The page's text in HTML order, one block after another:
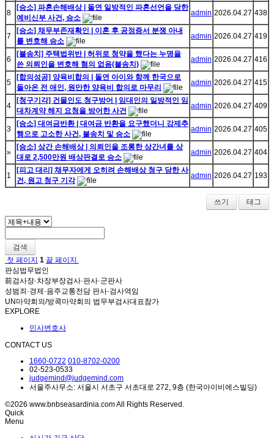
8
[승소] 파혼손해배상 | 돌연 일방적인 파혼선언을 당한
예비신부 사건, 승소
admin 2026.04.27 438
7
[승소] 채무부존재확인 | 이혼 후 공정증서 분쟁 아내
를 변호해 승소
admin 2026.04.27 419
6
[불송치] 주택법위반 | 허위로 청약을 했다는 누명을
쓴 의뢰인을 변호해 혐의 없음(불송치)
admin 2026.04.27 416
5
[합의성공] 양육비합의 | 돌연 아이와 함께 한국으로
돌아온 전 애인, 원만한 양육비 합의로 마무리
admin 2026.04.27 415
4
[청구기각] 건물인도 청구방어 | 임대인의 일방적인 임
대차계약 해지 요청을 방어한 사건
admin 2026.04.27 409
3
[승소] 대여금반환 | 대여금 반환을 요구했더니 강제추
행으로 고소한 사건, 불송치 및 승소
admin 2026.04.27 405
»
[승소] 상간 손해배상 | 의뢰인을 조롱한 상간녀를 상
대로 2,500만원 배상판결로 승소
admin 2026.04.27 404
1
[피고 대리] 채무자에게 오히려 손해배상 청구 당한 사
건, 원고 청구 기각
admin 2026.04.27 193
쓰기 태그
검색
첫 페이지 1 끝 페이지
판심법무법인
前검사장·차장부장검사·판사·군판사
성범죄·경제·음주교통전담 판사·검사역임
UN마약회의/방콕마약회의 법무부검사대표참가
EXPLORE
민사변호사
CONTACT US
1660-0722 010-8702-0200
02-523-0533
judgemind@judgemind.com
서울주사무소: 서울시 서초구 서초대로 272, 9층 (한국아이비에스빌딩)
©2026 www.bnbseasardinia.com All Rights Reserved.
Quick
Menu